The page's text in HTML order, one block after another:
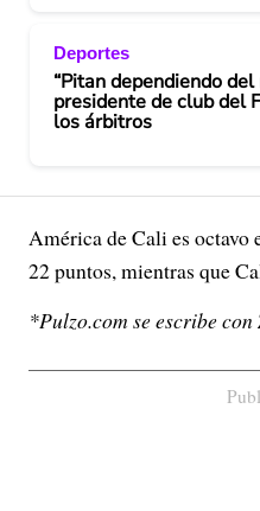
Deportes
“Pitan dependiendo del
presidente de club del
los árbitros
América de Cali es octavo
22 puntos, mientras que
*Pulzo.com se escribe con